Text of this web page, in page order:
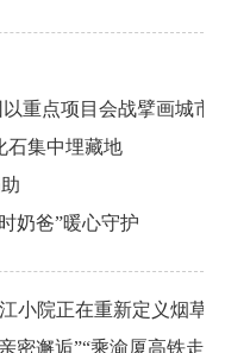
重点项目会战擘画城市
石集中埋藏地
奶爸”暖心守护
小院正在重新定义烟草